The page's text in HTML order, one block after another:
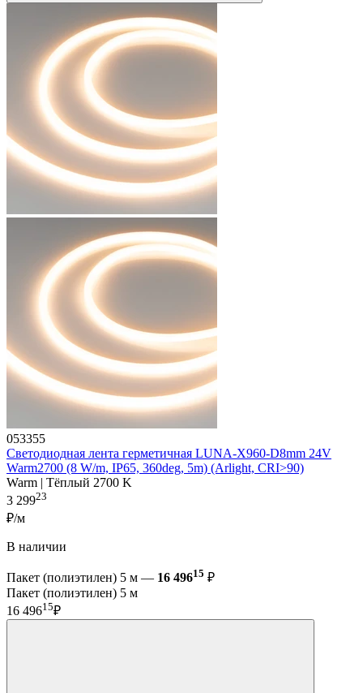
053355
Светодиодная лента герметичная LUNA-X960-D8mm 24V
Warm2700 (8 W/m, IP65, 360deg, 5m) (Arlight, CRI>90)
Warm | Тёплый 2700 K
3 29923
₽/м
В наличии
Пакет (полиэтилен) 5 м — 16 49615 ₽
Пакет (полиэтилен) 5 м
16 49615₽